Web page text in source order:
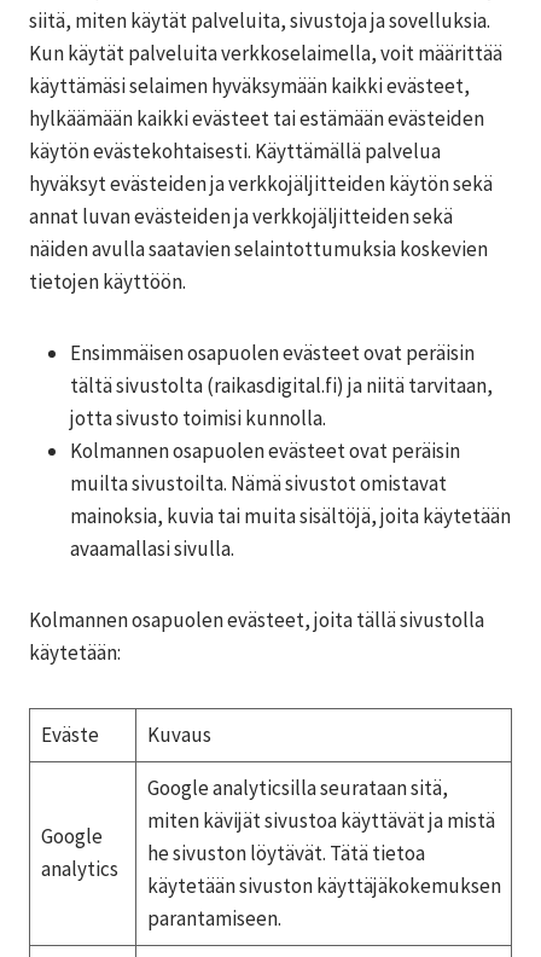
siitä, miten käytät palveluita, sivustoja ja sovelluksia.
Kun käytät palveluita verkkoselaimella, voit määrittää
käyttämäsi selaimen hyväksymään kaikki evästeet,
hylkäämään kaikki evästeet tai estämään evästeiden
käytön evästekohtaisesti. Käyttämällä palvelua
hyväksyt evästeiden ja verkkojäljitteiden käytön sekä
annat luvan evästeiden ja verkkojäljitteiden sekä
näiden avulla saatavien selaintottumuksia koskevien
tietojen käyttöön.
Ensimmäisen osapuolen evästeet ovat peräisin
tältä sivustolta (raikasdigital.fi) ja niitä tarvitaan,
jotta sivusto toimisi kunnolla.
Kolmannen osapuolen evästeet ovat peräisin
muilta sivustoilta. Nämä sivustot omistavat
mainoksia, kuvia tai muita sisältöjä, joita käytetään
avaamallasi sivulla.
Kolmannen osapuolen evästeet, joita tällä sivustolla
käytetään:
Eväste Kuvaus
Google
analytics
Google analyticsilla seurataan sitä,
miten kävijät sivustoa käyttävät ja mistä
he sivuston löytävät. Tätä tietoa
käytetään sivuston käyttäjäkokemuksen
parantamiseen.